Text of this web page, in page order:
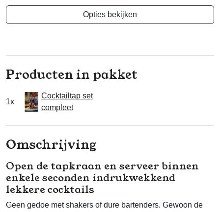
Opties bekijken
Producten in pakket
1x
Cocktailtap set
compleet
Omschrijving
Open de tapkraan en serveer binnen
enkele seconden indrukwekkend
lekkere cocktails
Geen gedoe met shakers of dure bartenders. Gewoon de